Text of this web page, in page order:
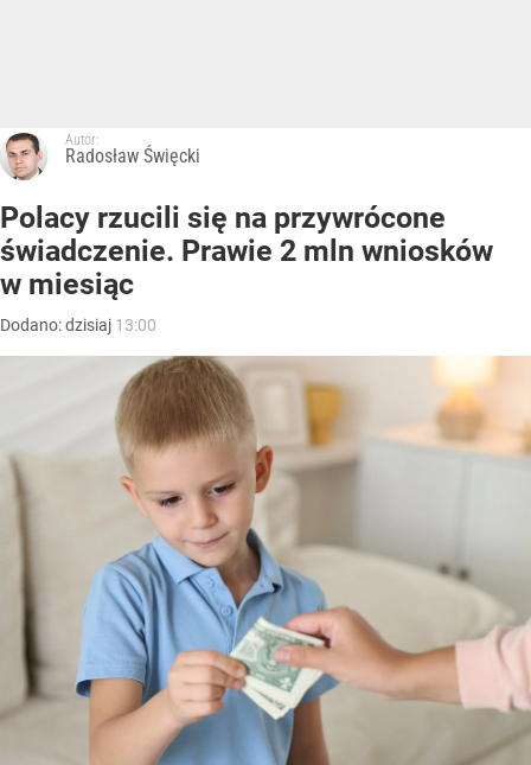
Autor:
Radosław Święcki
Polacy rzucili się na przywrócone
świadczenie. Prawie 2 mln wniosków
w miesiąc
Dodano:dzisiaj 13:00